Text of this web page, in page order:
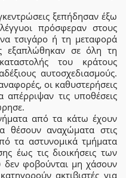
ξεπήδησαν έξω
πρόσφεραν στους
τσιγάρο ή τη μεταφορά
εξαπλώθηκαν σε όλη τη
του κράτους
αυτοσχεδιασμούς.
οι καθυστερήσεις
απέρριψαν τις υποθέσεις
από τα κάτω έχουν
θέσουν αναχώματα στις
τα αστυνομικά τμήματα
έως τις διοικήσεις των
δεν φοβούνται μη χάσουν
ακτιβιστές για